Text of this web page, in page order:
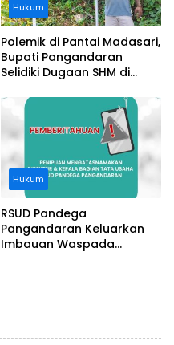
Hukum
Polemik di Pantai Madasari,
Bupati Pangandaran
Selidiki Dugaan SHM di
Pantai
Hukum
RSUD Pandega
Pangandaran Keluarkan
Imbauan Waspada